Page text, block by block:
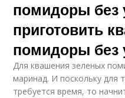
помидоры без
приготовить
помидоры без
Для квашения зеленых
маринад. И поскольку для
требуется время, то